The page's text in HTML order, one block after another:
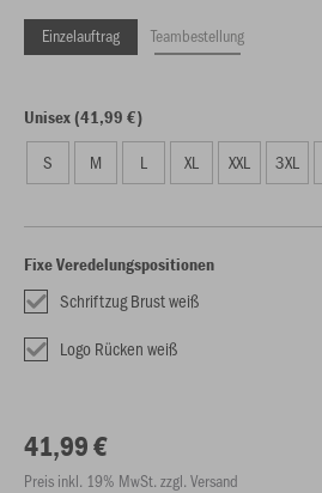
Einzelauftrag Teambestellung
Unisex (41,99 €)
S M L XL XXL 3XL
Fixe Veredelungspositionen
Schriftzug Brust weiß
Logo Rücken weiß
41,99 €
Preis inkl. 19% MwSt. zzgl. Versand